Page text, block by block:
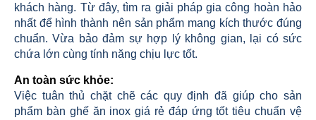
khách hàng. Từ đây, tìm ra giải pháp gia công hoàn hảo
nhất để hình thành nên sản phẩm mang kích thước đúng
chuẩn. Vừa bảo đảm sự hợp lý không gian, lại có sức
chứa lớn cùng tính năng chịu lực tốt.
An toàn sức khỏe:
Việc tuân thủ chặt chẽ các quy định đã giúp cho sản
phẩm bàn ghế ăn inox giá rẻ đáp ứng tốt tiêu chuẩn vệ